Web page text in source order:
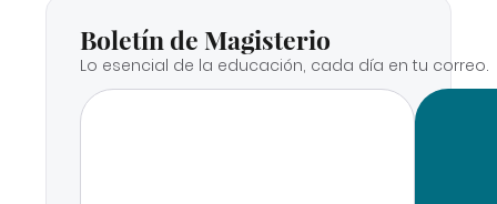
Boletín de Magisterio
Lo esencial de la educación, cada día en tu correo.